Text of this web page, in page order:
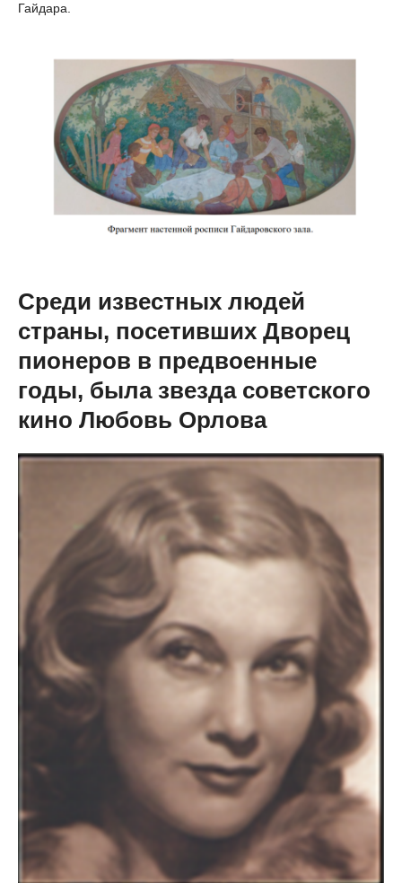
Гайдара.
Среди известных людей
страны, посетивших Дворец
пионеров в предвоенные
годы, была звезда советского
кино Любовь Орлова